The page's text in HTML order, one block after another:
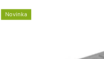
Novinka